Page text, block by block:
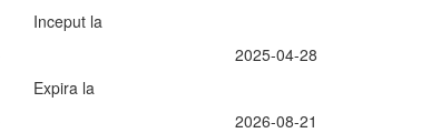
Inceput la
2025-04-28
Expira la
2026-08-21